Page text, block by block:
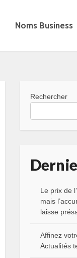
Noms Business
Rechercher
Le prix de
mais
laisse
Affinez
Actualités